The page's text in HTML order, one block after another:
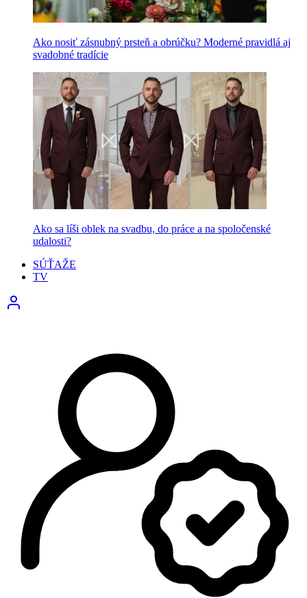
Ako nosiť zásnubný prsteň a obrúčku? Moderné pravidlá aj
svadobné tradície
Ako sa líši oblek na svadbu, do práce a na spoločenské
udalosti?
SÚŤAŽE
TV